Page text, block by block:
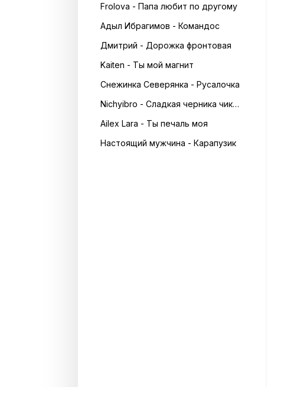
Frolova - Папа любит по другому
Адыл Ибрагимов - Командос
Дмитрий - Дорожка фронтовая
Kaiten - Ты мой магнит
Снежинка Северянка - Русалочка
Nichyibro - Сладкая черника чика чика
Ailex Lara - Ты печаль моя
Настоящий мужчина - Карапузик